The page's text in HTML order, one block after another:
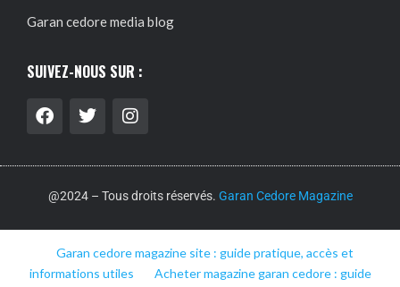
Garan cedore media blog
SUIVEZ-NOUS SUR :
@2024 – Tous droits réservés. Garan Cedore Magazine
Garan cedore magazine site : guide pratique, accès et
informations utiles
Acheter magazine garan cedore : guide